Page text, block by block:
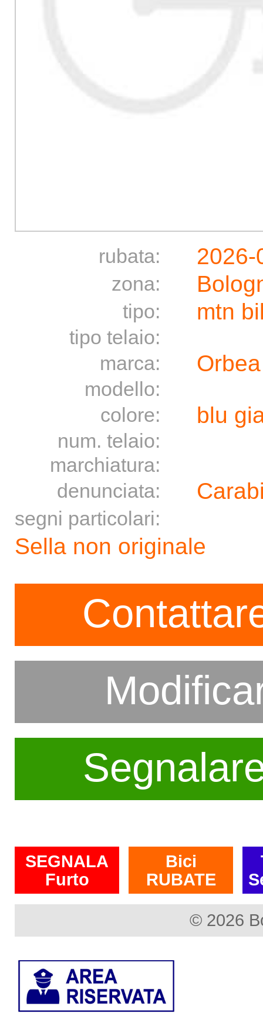
rubata: 2026-
zona:
tipo: mtn
tipo telaio:
marca:
Orbea
modello:
colore:
blu
num. telaio:
marchiatura:
denunciata:
segni particolari:
Sella non originale
SEGNALA
Furto
Bici
RUBATE
© 2026